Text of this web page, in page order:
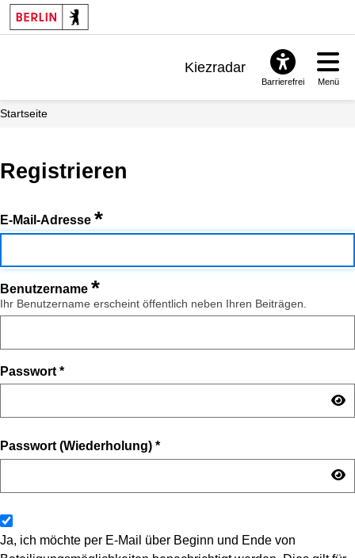
Kiezradar
Barrierefrei Menü
Startseite
Registrieren
E-Mail-Adresse *
Benutzername *
Ihr Benutzername erscheint öffentlich neben Ihren Beiträgen.
Passwort *
Passwort (Wiederholung) *
Ja, ich möchte per E-Mail über Beginn und Ende von